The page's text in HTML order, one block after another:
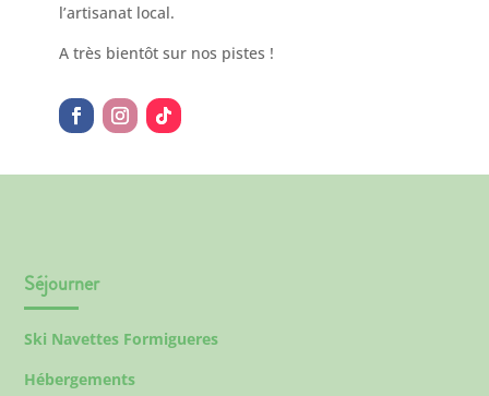
l’artisanat local.
A très bientôt sur nos pistes !
Séjourner
Ski Navettes Formigueres
Hébergements